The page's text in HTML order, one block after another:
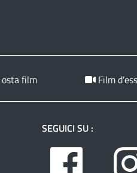
film Film
SEGUICI SU :
Facebook